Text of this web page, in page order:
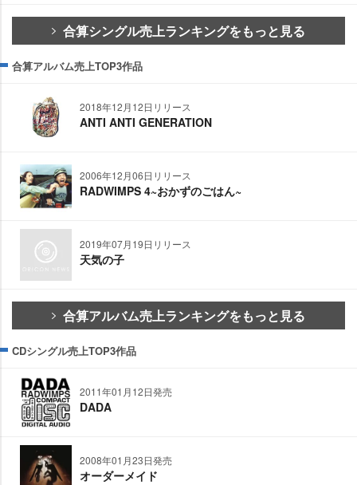
合算シングル売上ランキングをもっと見る
合算アルバム売上TOP3作品
2018年12月12日リリース
ANTI ANTI GENERATION
2006年12月06日リリース
RADWIMPS 4~おかずのごはん~
2019年07月19日リリース
天気の子
合算アルバム売上ランキングをもっと見る
CDシングル売上TOP3作品
2011年01月12日発売
DADA
2008年01月23日発売
オーダーメイド